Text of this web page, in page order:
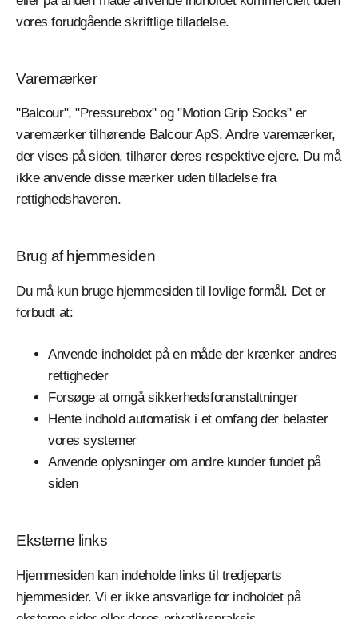
vores forudgående skriftlige tilladelse.
Varemærker
"Balcour", "Pressurebox" og "Motion Grip Socks" er
varemærker tilhørende Balcour ApS. Andre varemærker,
der vises på siden, tilhører deres respektive ejere. Du må
ikke anvende disse mærker uden tilladelse fra
rettighedshaveren.
Brug af hjemmesiden
Du må kun bruge hjemmesiden til lovlige formål. Det er
forbudt at:
Anvende indholdet på en måde der krænker andres
rettigheder
Forsøge at omgå sikkerhedsforanstaltninger
Hente indhold automatisk i et omfang der belaster
vores systemer
Anvende oplysninger om andre kunder fundet på
siden
Eksterne links
Hjemmesiden kan indeholde links til tredjeparts
hjemmesider. Vi er ikke ansvarlige for indholdet på